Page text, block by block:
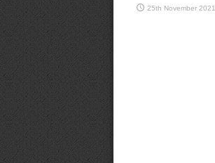
25th November 2021